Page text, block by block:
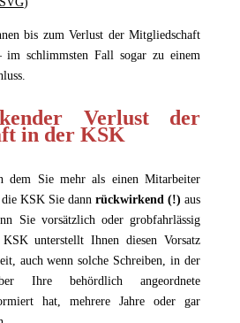
bis zum Verlust der Mitgliedschaft
schlimmsten Fall sogar zu einem
Verlust der
in der KSK
dem Sie mehr als einen Mitarbeiter
die KSK Sie dannrückwirkend (!) aus
Sie vorsätzlich oder grobfahrlässig
unterstellt Ihnen diesen Vorsatz
auch wenn solche Schreiben, in der
Ihre behördlich angeordnete
hat, mehrere Jahre oder gar